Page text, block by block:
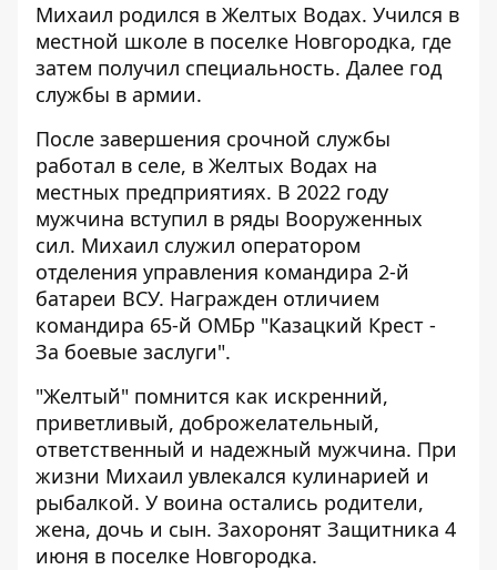
Михаил родился в Желтых Водах. Учился в
местной школе в поселке Новгородка, где
затем получил специальность. Далее год
службы в армии.
После завершения срочной службы
работал в селе, в Желтых Водах на
местных предприятиях. В 2022 году
мужчина вступил в ряды Вооруженных
сил. Михаил служил оператором
отделения управления командира 2-й
батареи ВСУ. Награжден отличием
командира 65-й ОМБр "Казацкий Крест -
За боевые заслуги".
"Желтый" помнится как искренний,
приветливый, доброжелательный,
ответственный и надежный мужчина. При
жизни Михаил увлекался кулинарией и
рыбалкой. У воина остались родители,
жена, дочь и сын. Захоронят Защитника 4
июня в поселке Новгородка.